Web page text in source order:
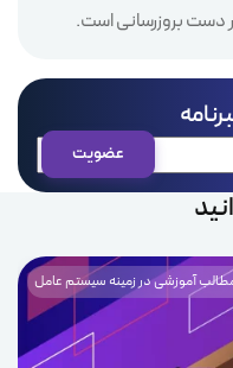
دست بروزرسانی است.
آموزشی در زمینه سیستم عامل